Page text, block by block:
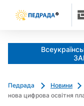
Педрада Новини
нова цифрова освітня